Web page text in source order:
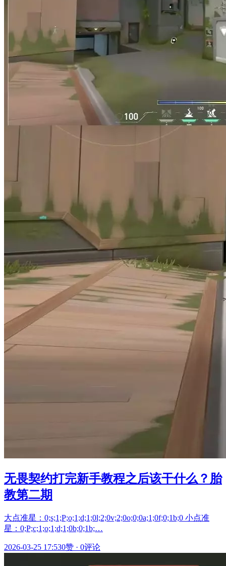
无畏契约打完新手教程之后该干什么？胎
教第二期
大点准星：0;s;1;P;o;1;d;1;0l;2;0v;2;0o;0;0a;1;0f;0;1b;0 小点准
星：0;P;c;1;o;1;d;1;0b;0;1b;…
2026-03-25 17:530赞 · 0评论